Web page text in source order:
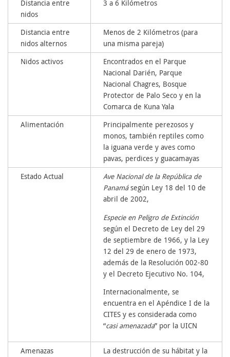
Distancia entre
nidos
3 a 6 Kilómetros
Distancia entre
nidos alternos
Menos de 2 Kilómetros (para
una misma pareja)
Nidos activos
Encontrados en el Parque
Nacional Darién, Parque
Nacional Chagres, Bosque
Protector de Palo Seco y en la
Comarca de Kuna Yala
Alimentación
Principalmente perezosos y
monos, también reptiles como
la iguana verde y aves como
pavas, perdices y guacamayas
Estado Actual
Ave Nacional de la República de
Panamásegún Ley 18 del 10 de
abril de 2002,
Especie en Peligro de Extinción
según el Decreto de Ley del 29
de septiembre de 1966, y la Ley
12 del 29 de enero de 1973,
además de la Resolución 002-80
y el Decreto Ejecutivo No. 104,
Internacionalmente, se
encuentra en el Apéndice I de la
CITES y es considerada como
“casi amenazada” por la UICN
Amenazas
La destrucción de su hábitat y la